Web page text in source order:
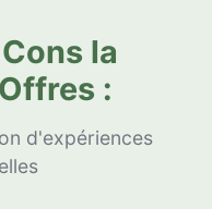
la
:
d'expériences